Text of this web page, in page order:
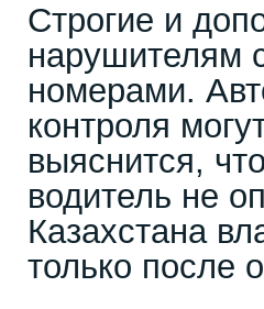
Строгие и
нарушителям
номерами.
контроля
выяснится,
водитель не
Казахстана
только после